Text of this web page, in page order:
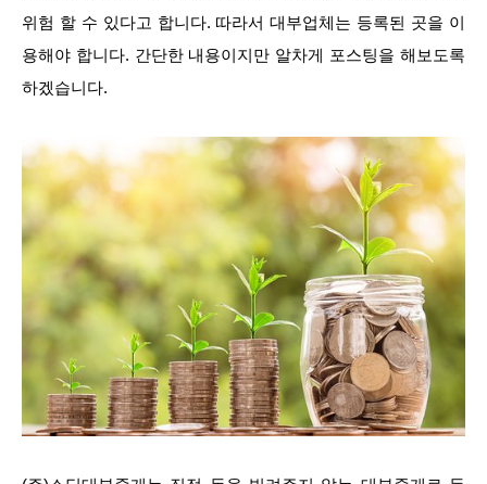
위험 할 수 있다고 합니다. 따라서 대부업체는 등록된 곳을 이
용해야 합니다. 간단한 내용이지만 알차게 포스팅을 해보도록
하겠습니다.